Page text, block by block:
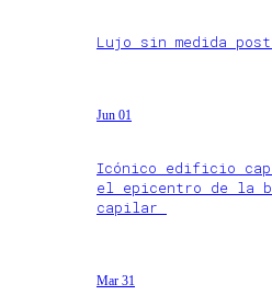
Lujo sin medida
Jun 01
Icónico edificio
el epicentro de la
capilar
Mar 31